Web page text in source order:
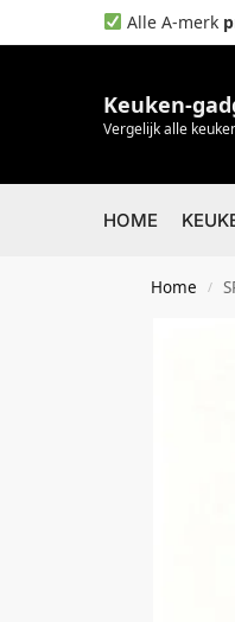
Alle A-merk
Keuken-
Vergelijk alle
HOME
Home /